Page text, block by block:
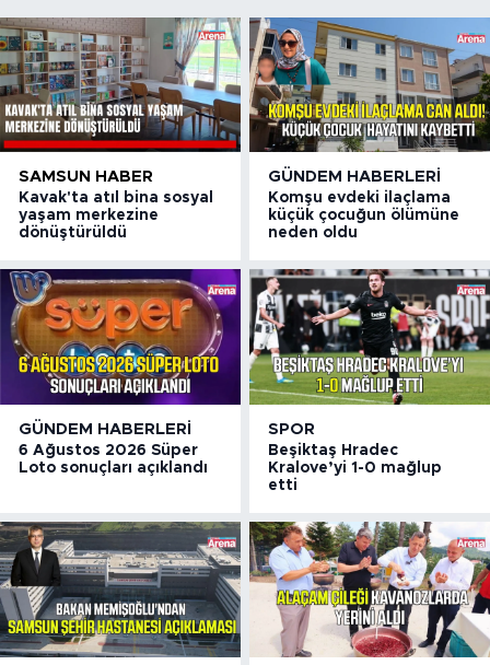
SAMSUN HABER
Kavak'ta atıl bina sosyal
yaşam merkezine
dönüştürüldü
GÜNDEM HABERLERI
Komşu evdeki ilaçlama
küçük çocuğun ölümüne
neden oldu
GÜNDEM HABERLERI
6 Ağustos 2026 Süper
Loto sonuçları açıklandı
SPOR
Beşiktaş Hradec
Kralove’yi 1-0 mağlup
etti